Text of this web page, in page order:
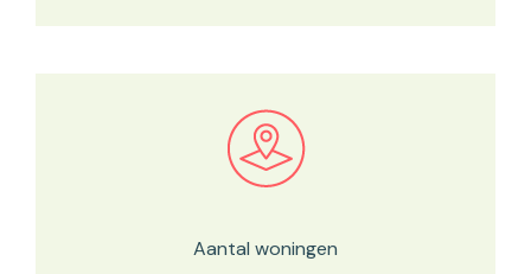
Bekijk in onze kaartviewer
Aantal woningen